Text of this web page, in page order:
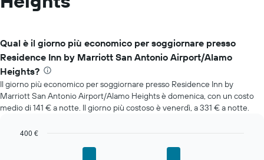
Qual è il giorno più economico per soggiornare presso
Residence Inn by Marriott San Antonio Airport/Alamo
Heights?
Il giorno più economico per soggiornare presso Residence Inn by
Marriott San Antonio Airport/Alamo Heights è domenica, con un costo
medio di 141 € a notte. Il giorno più costoso è venerdì, a 331 € a notte.
400 €